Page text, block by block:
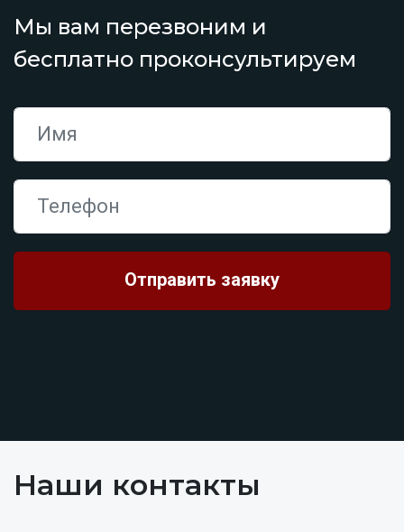
Мы вам перезвоним и
бесплатно проконсультируем
Наши контакты